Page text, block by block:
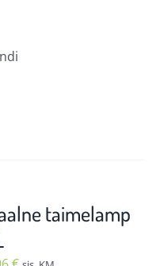
taimelamp